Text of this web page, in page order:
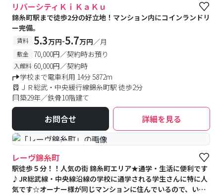
リバーシティＫｉＫａＫｕ
錦糸町駅まで徒歩2分の好立地！マンション内にコインランドリ
ー完備。
賃料 5.3万円-5.7万円／月
敷金 70,000円／契約時お預り
入館料 60,000円／契約時
学校まで電車利用 14分 5872m
ＪＲ総武・中央緩行線錦糸町駅 徒歩2分
築29年／鉄骨10階建て
お問合せ 詳細を見る
#予約受付中 #空室待ち
レーヴ錦糸町
駅徒歩５分！！人気の街 錦糸町エリア★通学・生活に便利です
♪JR総武線・中央線沿線の学校に通学される学生さんに特に人
気です☆オーナー様が同じマンションに住んでいるので、いざ